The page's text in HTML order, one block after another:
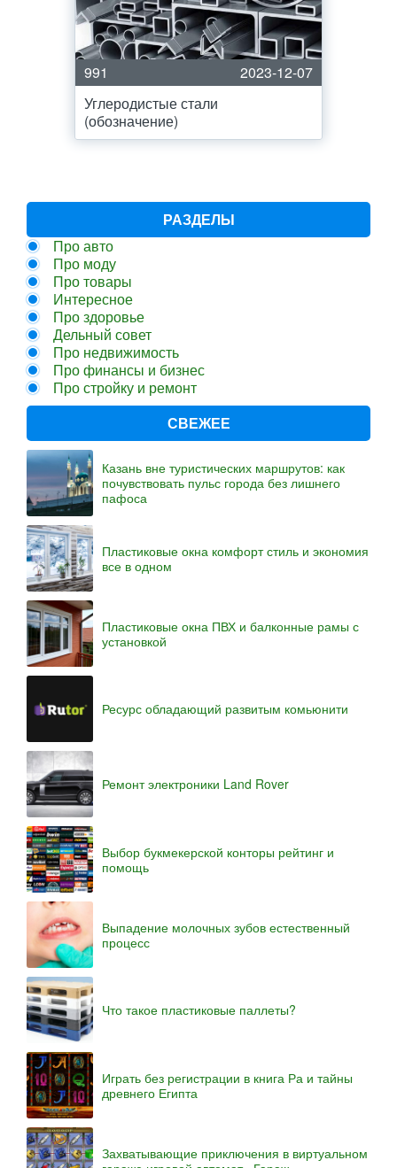
991
2023-12-07
Углеродистые стали
(обозначение)
РАЗДЕЛЫ
Про авто
Про моду
Про товары
Интересное
Про здоровье
Дельный совет
Про недвижимость
Про финансы и бизнес
Про стройку и ремонт
СВЕЖЕЕ
Казань вне туристических маршрутов: как
почувствовать пульс города без лишнего
пафоса
Пластиковые окна комфорт стиль и экономия
все в одном
Пластиковые окна ПВХ и балконные рамы с
установкой
Ресурс обладающий развитым комьюнити
Ремонт электроники Land Rover
Выбор букмекерской конторы рейтинг и
помощь
Выпадение молочных зубов естественный
процесс
Что такое пластиковые паллеты?
Играть без регистрации в книга Ра и тайны
древнего Египта
Захватывающие приключения в виртуальном